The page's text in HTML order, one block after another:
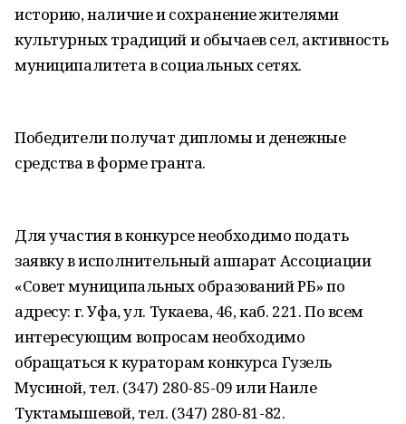
историю, наличие и сохранение жителями
культурных традиций и обычаев сел, активность
муниципалитета в социальных сетях.
Победители получат дипломы и денежные
средства в форме гранта.
Для участия в конкурсе необходимо подать
заявку в исполнительный аппарат Ассоциации
«Совет муниципальных образований РБ» по
адресу: г. Уфа, ул. Тукаева, 46, каб. 221. По всем
интересующим вопросам необходимо
обращаться к кураторам конкурса Гузель
Мусиной, тел. (347) 280-85-09 или Наиле
Туктамышевой, тел. (347) 280-81-82.